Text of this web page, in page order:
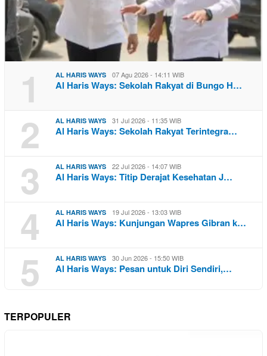
1 AL HARIS WAYS 07 Agu 2026 - 14:11 WIB
Al Haris Ways: Sekolah Rakyat di Bungo H…
2 AL HARIS WAYS 31 Jul 2026 - 11:35 WIB
Al Haris Ways: Sekolah Rakyat Terintegra…
3 AL HARIS WAYS 22 Jul 2026 - 14:07 WIB
Al Haris Ways: Titip Derajat Kesehatan J…
4 AL HARIS WAYS 19 Jul 2026 - 13:03 WIB
Al Haris Ways: Kunjungan Wapres Gibran k…
5 AL HARIS WAYS 30 Jun 2026 - 15:50 WIB
Al Haris Ways: Pesan untuk Diri Sendiri,…
TERPOPULER